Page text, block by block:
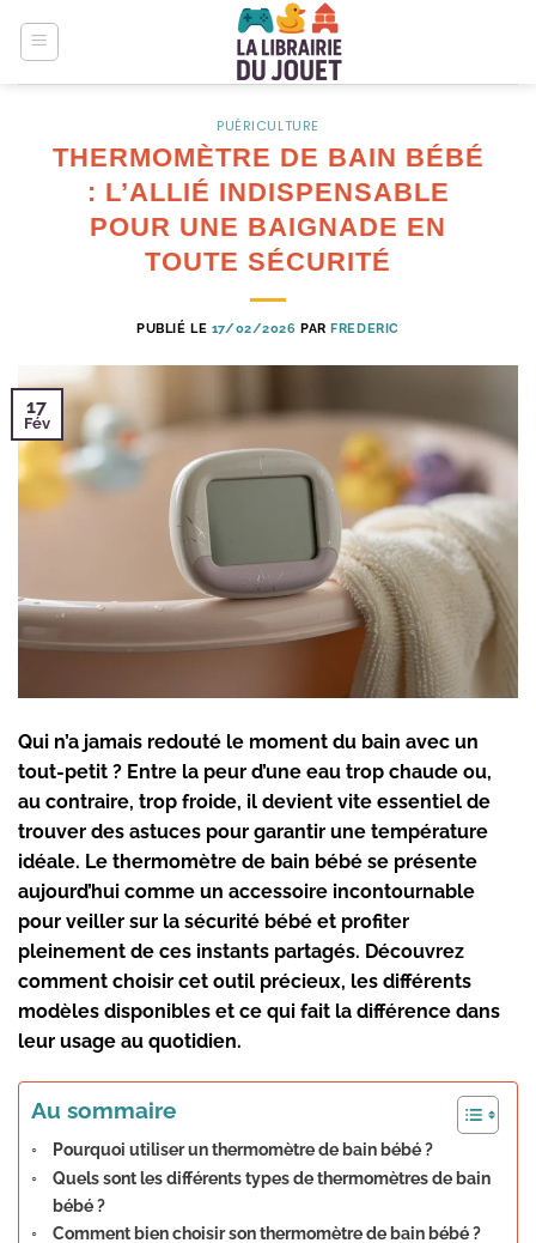
PUÉRICULTURE
THERMOMÈTRE DE BAIN BÉBÉ
: L’ALLIÉ INDISPENSABLE
POUR UNE BAIGNADE EN
TOUTE SÉCURITÉ
PUBLIÉ LE 17/02/2026 PARFREDERIC
17
Fév
Qui n’a jamais redouté le moment du bain avec un
tout-petit ? Entre la peur d’une eau trop chaude ou,
au contraire, trop froide, il devient vite essentiel de
trouver des astuces pour garantir une température
idéale. Le thermomètre de bain bébé se présente
aujourd’hui comme un accessoire incontournable
pour veiller sur la sécurité bébé et profiter
pleinement de ces instants partagés. Découvrez
comment choisir cet outil précieux, les différents
modèles disponibles et ce qui fait la différence dans
leur usage au quotidien.
Au sommaire
Pourquoi utiliser un thermomètre de bain bébé ?
Quels sont les différents types de thermomètres de bain
bébé ?
Comment bien choisir son thermomètre de bain bébé ?